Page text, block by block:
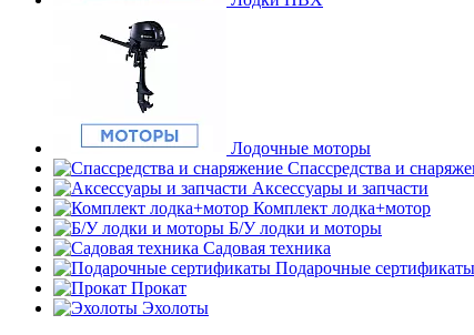
Лодочные моторы
Спассредства и
Аксессуары и запчасти
Комплект лодка+мотор
Б/У лодки и моторы
Садовая техника
Подарочные сертификаты
Прокат
Эхолоты